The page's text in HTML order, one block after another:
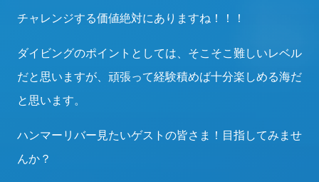
チャレンジする価値絶対にありますね！！！
ダイビングのポイントとしては、そこそこ難しいレベル
だと思いますが、頑張って経験積めば十分楽しめる海だ
と思います。
ハンマーリバー見たいゲストの皆さま！目指してみませ
んか？